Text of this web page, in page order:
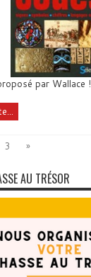
par Wallace !
3 »
AU TRÉSOR